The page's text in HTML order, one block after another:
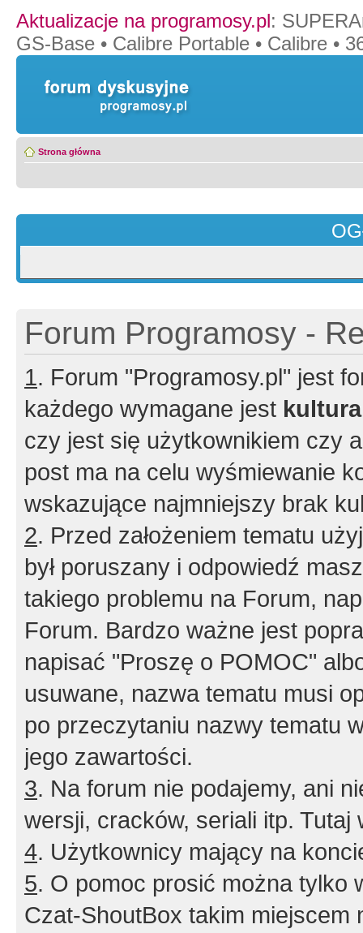
Aktualizacje na programosy.pl:
GS-Base • Calibre Portable • Calibre •
Strona główna
Forum Programosy -
1. Forum "Programosy.pl" jest
każdego wymagane jest
czy jest się użytkownikiem czy
post ma na celu wyśmiewanie
wskazujące najmniejszy brak
2. Przed założeniem tematu
był poruszany i odpowiedź
takiego problemu na Forum,
Forum. Bardzo ważne jest
napisać "Proszę o POMOC"
usuwane, nazwa tematu musi
po przeczytaniu nazwy tematu
jego zawartości.
3. Na forum nie podajemy, ani
wersji, cracków, seriali itp. Tutaj
4. Użytkownicy mający na
5. O pomoc prosić można tylko
Czat-ShoutBox takim miejscem